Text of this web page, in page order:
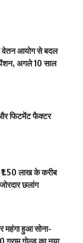
आयोग से बदल
पेंशन, अगले 10 साल
फिटमेंट फैक्टर
लाख के करीब
छलांग
हुआ सोना-
ग्राम गोल्ड का नया